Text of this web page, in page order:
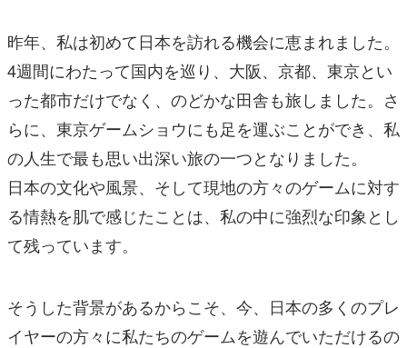
昨年、私は初めて日本を訪れる機会に恵まれました。
4週間にわたって国内を巡り、大阪、京都、東京とい
った都市だけでなく、のどかな田舎も旅しました。さ
らに、東京ゲームショウにも足を運ぶことができ、私
の人生で最も思い出深い旅の一つとなりました。
日本の文化や風景、そして現地の方々のゲームに対す
る情熱を肌で感じたことは、私の中に強烈な印象とし
て残っています。
そうした背景があるからこそ、今、日本の多くのプレ
イヤーの方々に私たちのゲームを遊んでいただけるの